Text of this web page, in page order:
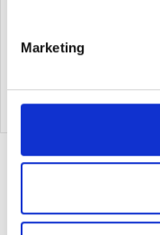
Marketing
775,00/ Stk
Læg i
Alternativer til